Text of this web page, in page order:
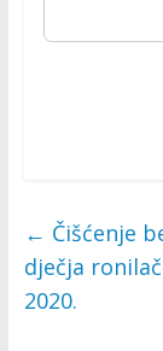
← Čišćenje
dječja
2020.